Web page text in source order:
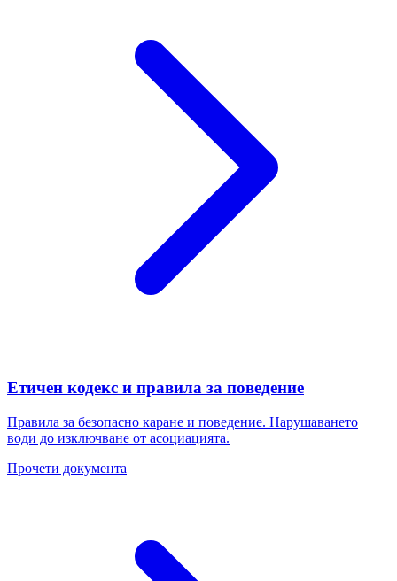
Етичен кодекс и правила за поведение
Правила за безопасно каране и поведение. Нарушаването
води до изключване от асоциацията.
Прочети документа